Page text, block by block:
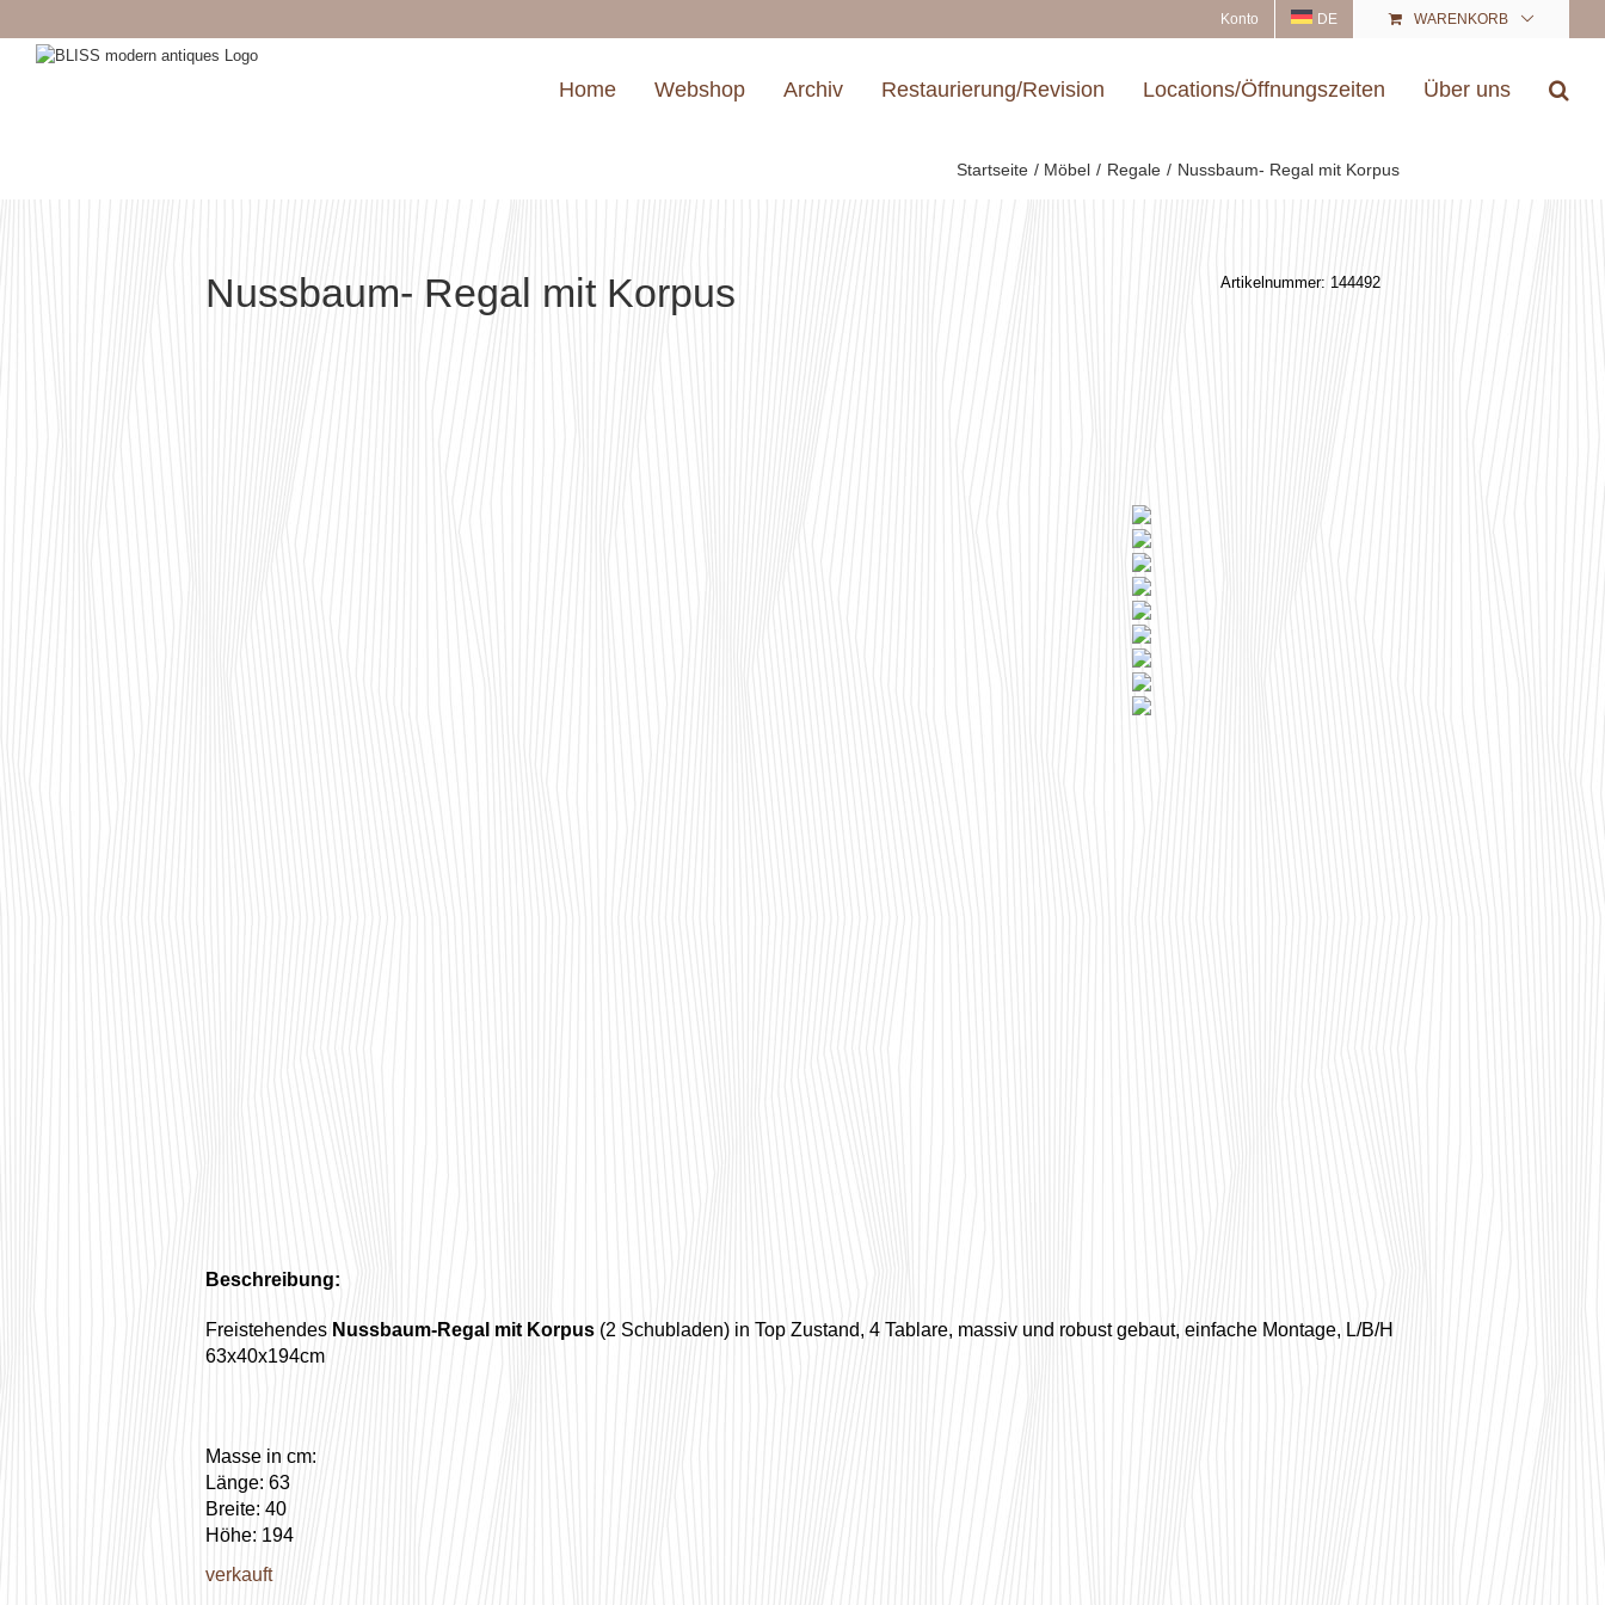
Inhalt
springen
Konto DE WARENKORB
Home Webshop Archiv Restaurierung/Revision Locations/Öffnungszeiten Über uns
Startseite Möbel Regale Nussbaum- Regal mit Korpus
Nussbaum- Regal mit Korpus Artikelnummer: 144492
Beschreibung:
Freistehendes Nussbaum-Regal mit Korpus (2 Schubladen) in Top Zustand, 4 Tablare, massiv und robust gebaut, einfache Montage, L/B/H
63x40x194cm
Masse in cm:
Länge: 63
Breite: 40
Höhe: 194
verkauft